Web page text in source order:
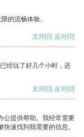
的流畅体验。
支持[0] 反对[0]
经玩了好几个小时，还
支持[0] 反对[0]
公提供帮助。我经常需要
速找到我需要的信息。